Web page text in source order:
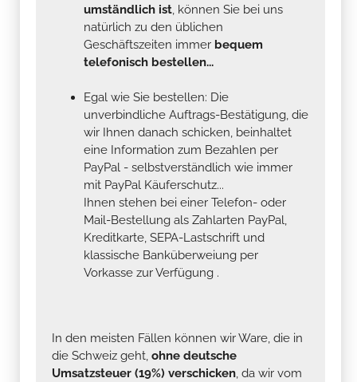
umständlich ist, können Sie bei uns
natürlich zu den üblichen
Geschäftszeiten immer bequem
telefonisch bestellen...
Egal wie Sie bestellen: Die
unverbindliche Auftrags-Bestätigung, die
wir Ihnen danach schicken, beinhaltet
eine Information zum Bezahlen per
PayPal - selbstverständlich wie immer
mit PayPal Käuferschutz...
Ihnen stehen bei einer Telefon- oder
Mail-Bestellung als Zahlarten PayPal,
Kreditkarte, SEPA-Lastschrift und
klassische Banküberweiung per
Vorkasse zur Verfügung .
In den meisten Fällen können wir Ware, die in
die Schweiz geht, ohne deutsche
Umsatzsteuer (19%) verschicken, da wir vom